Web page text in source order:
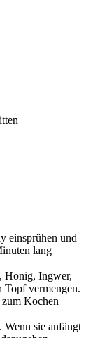
einsprühen und
lang
Honig, Ingwer,
Topf vermengen.
Kochen
Wenn sie anfängt